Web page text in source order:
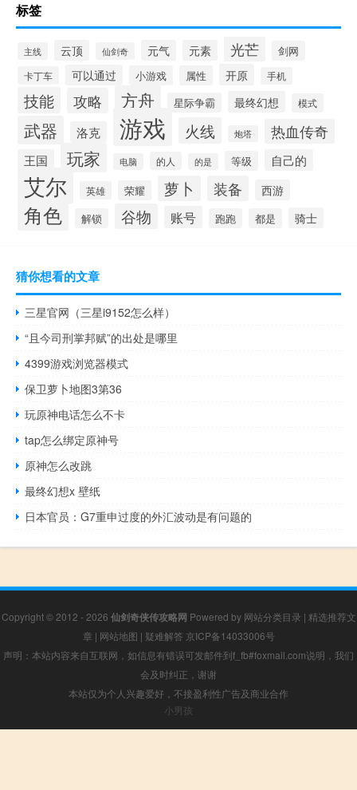
标签
主线 云顶 仙剑奇 元气 元素 光芒 剑网
卡丁车 可以通过 小游戏 属性 开原 手机
技能 攻略 方舟 星际争霸 最终幻想 模式
武器 洛克 游戏 火线 炮塔 热血传奇
王国 玩家 电脑 的人 的是 等级 自己的
艾尔 英雄 荣耀 萝卜 装备 西游
角色 解锁 谷物 账号 跑跑 都是 骑士
猜你想看的文章
三星官网（三星i9152怎么样）
“且今司刑掌邦赋”的出处是哪里
4399游戏浏览器模式
保卫萝卜地图3第36
玩原神电话怎么不卡
tap怎么绑定原神号
原神怎么改跳
最终幻想x 壁纸
日本官员：G7重申过度的外汇波动是有问题的
Copyright © 2012 - 2026 仙剑奇侠传攻略网 Powered by 网站分类目录 | 精选推荐文
章 | 网站地图 | 疑难解答 京ICP备14033006号
声明：本站内容来自互联网，如信息有错误可发邮件到f_fb#foxmail.com说明，我们
会及时纠正，谢谢
本站仅为个人兴趣爱好，不接盈利性广告及商业合作
小男孩